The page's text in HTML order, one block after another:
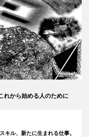
れから始める人のために
キル、新たに生まれる仕事。